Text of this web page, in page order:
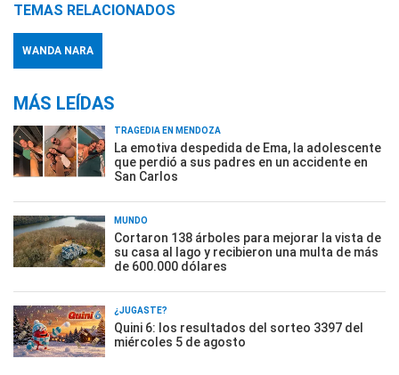
TEMAS RELACIONADOS
WANDA NARA
MÁS LEÍDAS
TRAGEDIA EN MENDOZA
La emotiva despedida de Ema, la adolescente
que perdió a sus padres en un accidente en
San Carlos
MUNDO
Cortaron 138 árboles para mejorar la vista de
su casa al lago y recibieron una multa de más
de 600.000 dólares
¿JUGASTE?
Quini 6: los resultados del sorteo 3397 del
miércoles 5 de agosto